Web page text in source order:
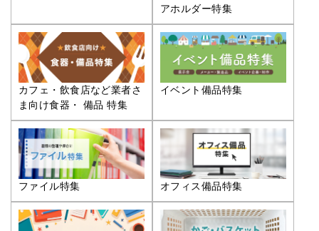
アホルダー特集
カフェ・飲食店など業者さ
ま向け食器・ 備品 特集
イベント備品特集
ファイル特集 オフィス備品特集